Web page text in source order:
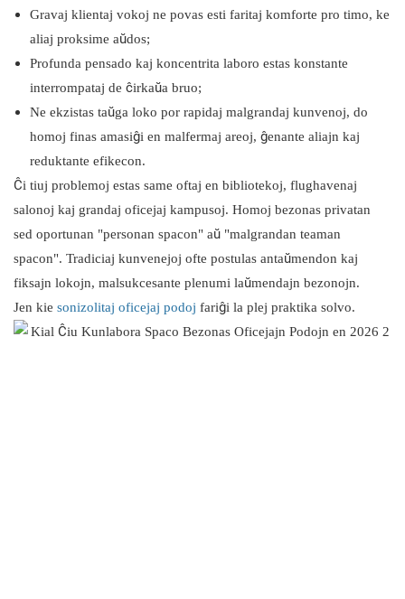
Gravaj klientaj vokoj ne povas esti faritaj komforte pro timo, ke
aliaj proksime aŭdos;
Profunda pensado kaj koncentrita laboro estas konstante
interrompataj de ĉirkaŭa bruo;
Ne ekzistas taŭga loko por rapidaj malgrandaj kunvenoj, do
homoj finas amasiĝi en malfermaj areoj, ĝenante aliajn kaj
reduktante efikecon.
Ĉi tiuj problemoj estas same oftaj en bibliotekoj, flughavenaj
salonoj kaj grandaj oficejaj kampusoj. Homoj bezonas privatan
sed oportunan "personan spacon" aŭ "malgrandan teaman
spacon". Tradiciaj kunvenejoj ofte postulas antaŭmendon kaj
fiksajn lokojn, malsukcesante plenumi laŭmendajn bezonojn.
Jen kie sonizolitaj oficejaj podoj fariĝi la plej praktika solvo.